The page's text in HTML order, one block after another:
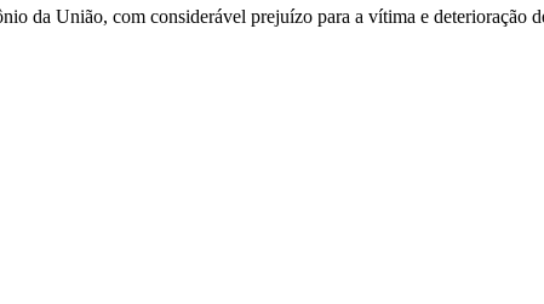
da União, com considerável prejuízo para a vítima e deterioração